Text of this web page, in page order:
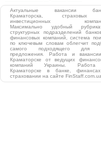
Актуальные вакансии
Краматорска,
инвестиционных
Максимально удобный
структурных подразделений
финансовых компаний, система
по ключевым словам облегчит
самого подходящего для
предложения. Работа и
Краматорске от ведущих
компаний Украины.
Краматорске в банке,
страховании на сайте FinStaff.com.ua